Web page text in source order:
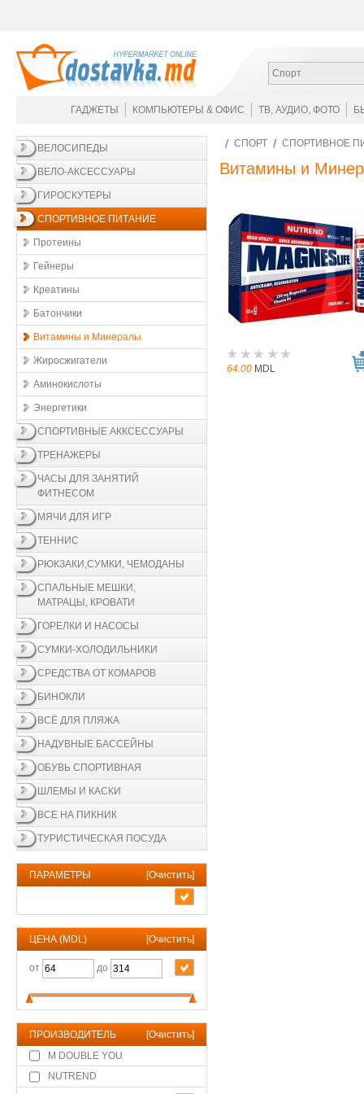
Спорт
ГАДЖЕТЫ КОМПЬЮТЕРЫ & ОФИС ТВ, АУДИО, ФОТО
ВЕЛОСИПЕДЫ
ВЕЛО-АКСЕССУАРЫ
ГИРОСКУТЕРЫ
СПОРТИВНОЕ ПИТАНИЕ
Протеины
Гейнеры
Креатины
Батончики
Витамины и Минералы
Жиросжигатели
Аминокислоты
Энергетики
СПОРТИВНЫЕ АККСЕССУАРЫ
ТРЕНАЖЕРЫ
ЧАСЫ ДЛЯ ЗАНЯТИЙ
ФИТНЕСОМ
МЯЧИ ДЛЯ ИГР
ТЕННИС
РЮКЗАКИ,СУМКИ, ЧЕМОДАНЫ
СПАЛЬНЫЕ МЕШКИ,
МАТРАЦЫ, КРОВАТИ
ГОРЕЛКИ И НАСОСЫ
СУМКИ-ХОЛОДИЛЬНИКИ
СРЕДСТВА ОТ КОМАРОВ
БИНОКЛИ
ВСЁ ДЛЯ ПЛЯЖА
НАДУВНЫЕ БАССЕЙНЫ
ОБУВЬ СПОРТИВНАЯ
ШЛЕМЫ И КАСКИ
ВСЕ НА ПИКНИК
ТУРИСТИЧЕСКАЯ ПОСУДА
ПАРАМЕТРЫ [Очистить]
ЦЕНА (MDL) [Очистить]
от до
ПРОИЗВОДИТЕЛЬ [Очистить]
M DOUBLE YOU
NUTREND
СПОРТ СПОРТИВНОЕ
Витамины и
64.00 MDL